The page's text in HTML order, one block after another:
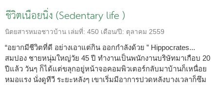
ชีวิตเนือยนิ่ง (Sedentary life )
นิตยสารหมอชาวบ้าน เล่มที่: 450 เดือน/ปี: ตุลาคม 2559
“อยากมีชีวิตที่ดี อย่างเอาแต่กิน ออกกำลังด้วย ” Hippocrates...
สมปอง ชายหนุ่มใหญ่วัย 45 ปี ทำงานเป็นพนักงานบริษัทมาเกือบ 20
ปีแล้ว วันๆ ก็ได้แต่ขลุกอยู่หน้าจอคอมพิวเตอร์กลับมาบ้านก็เหนื่อย
หมอแรง นั่งดูทีวี ระยะหลังๆ เขาเริ่มมีอาการปวดหลังบางเวลาก็ซึม